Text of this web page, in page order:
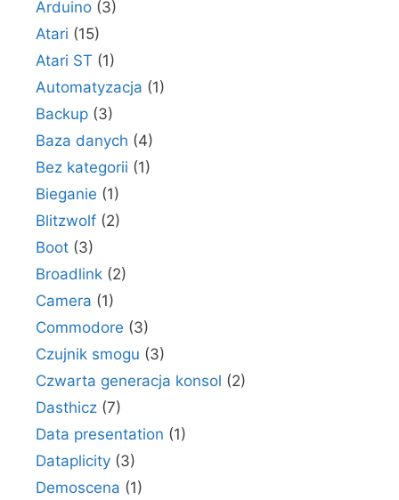
Arduino (3)
Atari (15)
Atari ST (1)
Automatyzacja (1)
Backup (3)
Baza danych (4)
Bez kategorii (1)
Bieganie (1)
Blitzwolf (2)
Boot (3)
Broadlink (2)
Camera (1)
Commodore (3)
Czujnik smogu (3)
Czwarta generacja konsol (2)
Dasthicz (7)
Data presentation (1)
Dataplicity (3)
Demoscena (1)